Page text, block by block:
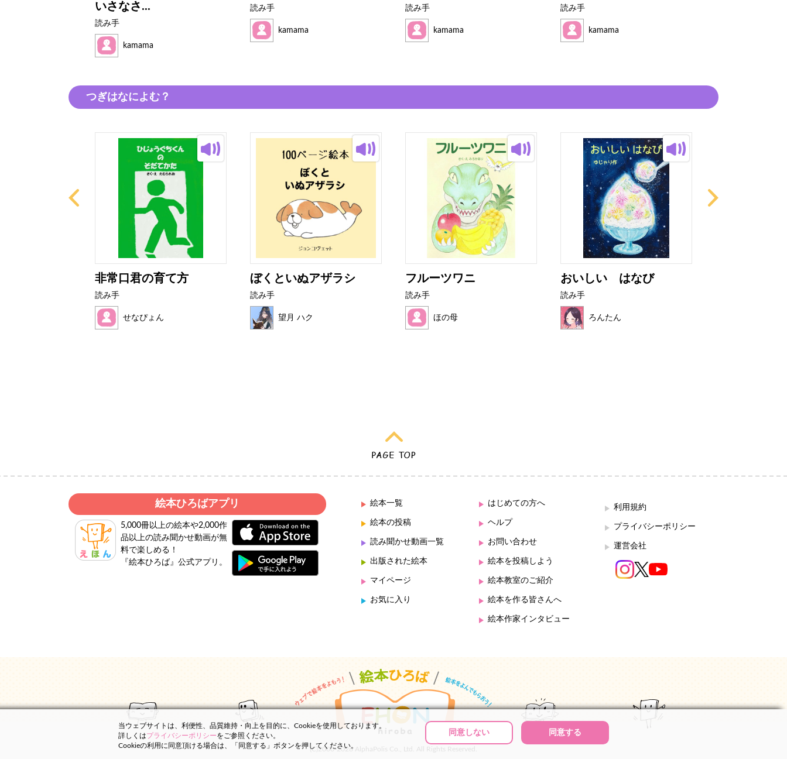
いさなさ...
読み手
kamama
読み手
kamama
読み手
kamama
読み手
kamama
つぎはなによむ？
非常口君の育て方
読み手
せなぴょん
ぼくといぬアザラシ
読み手
望月 ハク
フルーツワニ
読み手
ほの母
おいしい はなび
読み手
ろんたん
絵本ひろばアプリ
5,000冊以上の絵本や2,000作
品以上の読み聞かせ動画が無
料で楽しめる！
『絵本ひろば』公式アプリ。
絵本一覧
絵本の投稿
読み聞かせ動画一覧
出版された絵本
マイページ
お気に入り
はじめての方へ
ヘルプ
お問い合わせ
絵本を投稿しよう
絵本教室のご紹介
絵本を作る皆さんへ
絵本作家インタビュー
利用規約
プライバシーポリシー
運営会社
(C)2000-2026 AlphaPolis Co., Ltd. All Rights Reserved.
当ウェブサイトは、利便性、品質維持・向上を目的に、Cookieを使用しております。
詳しくはプライバシーポリシーをご参照ください。
Cookieの利用に同意頂ける場合は、「同意する」ボタンを押してください。
同意しない 同意する